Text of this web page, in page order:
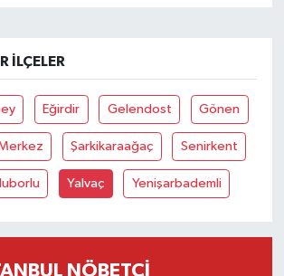
İLÇELER
Eğirdir Gelendost Gönen
Şarkikaraağaç Senirkent
Yalvaç Yenişarbademli
NÖBETÇI